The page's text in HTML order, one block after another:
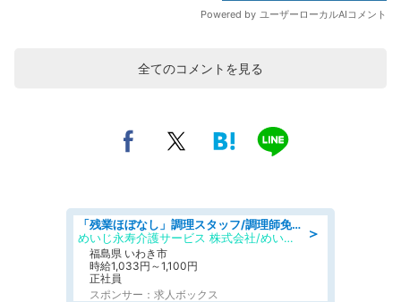
全てのコメントを見る
＞
「残業ほぼなし」調理スタッフ/調理師免許必須/正職員/日勤のみ/住宅型有料老人ホーム
めいじ永寿介護サービス 株式会社/めいじ永寿介護サービスセンター
福島県 いわき市
時給1,033円～1,100円
正社員
スポンサー：求人ボックス